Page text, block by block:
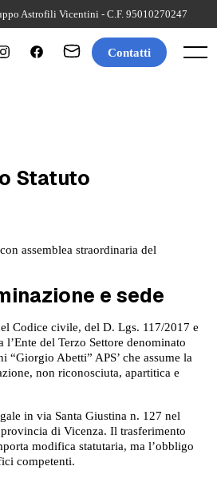
Astrofili Vicentini - C.F. 95010270247
Menu
Contatti
Statuto
assemblea straordinaria del
e sede
Codice civile, del D. Lgs. 117/2017 e
del Terzo Settore denominato
“Giorgio Abetti” APS’ che assume la
non riconosciuta, apartitica e
in via Santa Giustina n. 127 nel
di Vicenza. Il trasferimento
modifica statutaria, ma l’obbligo
competenti.